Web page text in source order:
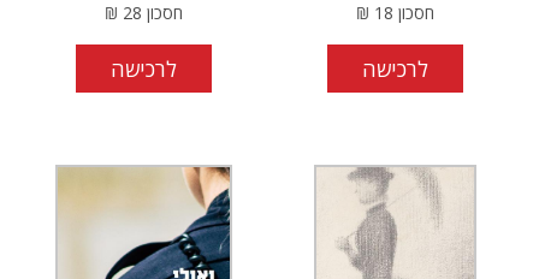
חסכון 18
₪
לרכישה
חסכון 28
₪
לרכישה